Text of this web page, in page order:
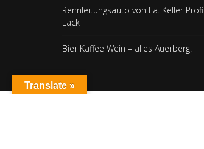
Rennleitungsauto von Fa. Keller Profi
Lack
Bier Kaffee Wein – alles Auerberg!
Translate »